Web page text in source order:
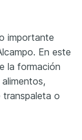
importante
En este
la formación
transpaleta o